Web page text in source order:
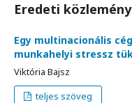
Eredeti
Egy multinacionális
munkahelyi stressz
Viktória Bajsz
teljes szöveg